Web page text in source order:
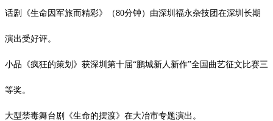
话剧《生命因军旅而精彩》（80分钟）由深圳福永杂技团在深圳长期
演出受好评。
小品《疯狂的策划》获深圳第十届“鹏城新人新作”全国曲艺征文比赛三
等奖。
大型禁毒舞台剧《生命的摆渡》在大冶市专题演出。